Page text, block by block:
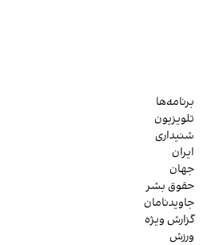
برنامه‌ها
تلویزیون
شنیداری
ایران
جهان
حقوق بشر
جاویدنامان
گزارش ویژه
ورزش